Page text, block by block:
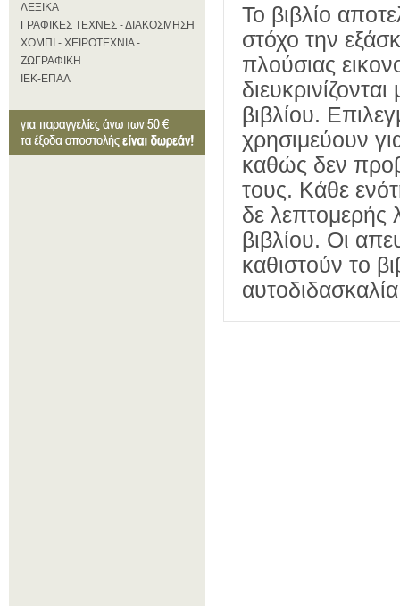
ΛΕΞΙΚΑ
ΓΡΑΦΙΚΕΣ ΤΕΧΝΕΣ - ΔΙΑΚΟΣΜΗΣΗ
ΧΟΜΠΙ - ΧΕΙΡΟΤΕΧΝΙΑ -
ΖΩΓΡΑΦΙΚΗ
ΙΕΚ-ΕΠΑΛ
Το βιβλίο
στόχο την
πλούσιας
βιβλίου.
χρησιμεύουν
καθώς δεν
τους. Κάθε
δε λεπτομερής
βιβλίου. Οι
καθιστούν το